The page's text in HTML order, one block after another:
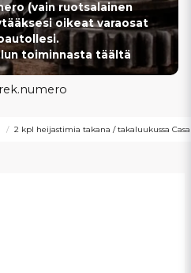
(vain ruotsalainen
oikeat varaosat
toiminnasta täältä
2 kpl heijastimia takana / takaluukussa